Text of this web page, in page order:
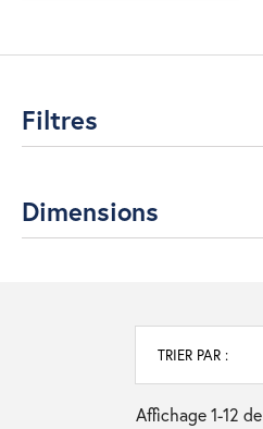
Filtres
Dimensions
TRIER PAR :
Affichage 1-12